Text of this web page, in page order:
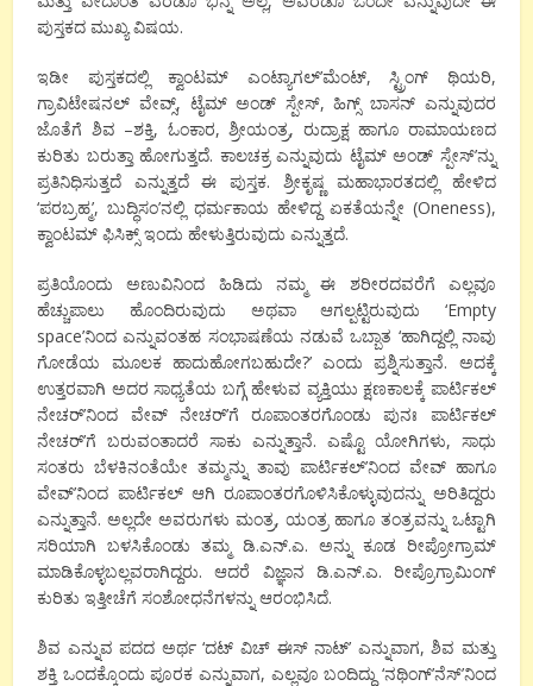
ಪುಸ್ತಕದ ಮುಖ್ಯ ವಿಷಯ.
ಇಡೀ ಪುಸ್ತಕದಲ್ಲಿ ಕ್ವಾಂಟಮ್ ಎಂಟ್ಯಾಗಲ್’ಮೆಂಟ್, ಸ್ಟ್ರಿಂಗ್ ಥಿಯರಿ,
ಗ್ರಾವಿಟೇಷನಲ್ ವೇವ್ಸ್, ಟೈಮ್ ಅಂಡ್ ಸ್ಪೇಸ್, ಹಿಗ್ಸ್ ಬಾಸನ್ ಎನ್ನುವುದರ
ಜೊತೆಗೆ ಶಿವ –ಶಕ್ತಿ, ಓಂಕಾರ, ಶ್ರೀಯಂತ್ರ, ರುದ್ರಾಕ್ಷ ಹಾಗೂ ರಾಮಾಯಣದ
ಕುರಿತು ಬರುತ್ತಾ ಹೋಗುತ್ತದೆ. ಕಾಲಚಕ್ರ ಎನ್ನುವುದು ಟೈಮ್ ಅಂಡ್ ಸ್ಪೇಸ್’ನ್ನು
ಪ್ರತಿನಿಧಿಸುತ್ತದೆ ಎನ್ನುತ್ತದೆ ಈ ಪುಸ್ತಕ. ಶ್ರೀಕೃಷ್ಣ ಮಹಾಭಾರತದಲ್ಲಿ ಹೇಳಿದ
‘ಪರಬ್ರಹ್ಮ’, ಬುದ್ಧಿಸಂ’ನಲ್ಲಿ ಧರ್ಮಕಾಯ ಹೇಳಿದ್ದ ಏಕತೆಯನ್ನೇ (Oneness),
ಕ್ವಾಂಟಮ್ ಫಿಸಿಕ್ಸ್ ಇಂದು ಹೇಳುತ್ತಿರುವುದು ಎನ್ನುತ್ತದೆ.
ಪ್ರತಿಯೊಂದು ಅಣುವಿನಿಂದ ಹಿಡಿದು ನಮ್ಮ ಈ ಶರೀರದವರೆಗೆ ಎಲ್ಲವೂ
ಹೆಚ್ಚುಪಾಲು ಹೊಂದಿರುವುದು ಅಥವಾ ಆಗಲ್ಪಟ್ಟಿರುವುದು ‘Empty
space’ನಿಂದ ಎನ್ನುವಂತಹ ಸಂಭಾಷಣೆಯ ನಡುವೆ ಒಬ್ಬಾತ ‘ಹಾಗಿದ್ದಲ್ಲಿ ನಾವು
ಗೋಡೆಯ ಮೂಲಕ ಹಾದುಹೋಗಬಹುದೇ?’ ಎಂದು ಪ್ರಶ್ನಿಸುತ್ತಾನೆ. ಅದಕ್ಕೆ
ಉತ್ತರವಾಗಿ ಅದರ ಸಾಧ್ಯತೆಯ ಬಗ್ಗೆ ಹೇಳುವ ವ್ಯಕ್ತಿಯು ಕ್ಷಣಕಾಲಕ್ಕೆ ಪಾರ್ಟಿಕಲ್
ನೇಚರ್’ನಿಂದ ವೇವ್ ನೇಚರ್’ಗೆ ರೂಪಾಂತರಗೊಂಡು ಪುನಃ ಪಾರ್ಟಿಕಲ್
ನೇಚರ್’ಗೆ ಬರುವಂತಾದರೆ ಸಾಕು ಎನ್ನುತ್ತಾನೆ. ಎಷ್ಟೊ ಯೋಗಿಗಳು, ಸಾಧು
ಸಂತರು ಬೆಳಕಿನಂತೆಯೇ ತಮ್ಮನ್ನು ತಾವು ಪಾರ್ಟಿಕಲ್’ನಿಂದ ವೇವ್ ಹಾಗೂ
ವೇವ್’ನಿಂದ ಪಾರ್ಟಿಕಲ್ ಆಗಿ ರೂಪಾಂತರಗೊಳಿಸಿಕೊಳ್ಳುವುದನ್ನು ಅರಿತಿದ್ದರು
ಎನ್ನುತ್ತಾನೆ. ಅಲ್ಲದೇ ಅವರುಗಳು ಮಂತ್ರ, ಯಂತ್ರ ಹಾಗೂ ತಂತ್ರವನ್ನು ಒಟ್ಟಾಗಿ
ಸರಿಯಾಗಿ ಬಳಸಿಕೊಂಡು ತಮ್ಮ ಡಿ.ಎನ್.ಎ. ಅನ್ನು ಕೂಡ ರೀಪ್ರೋಗ್ರಾಮ್
ಮಾಡಿಕೊಳ್ಳಬಲ್ಲವರಾಗಿದ್ದರು. ಆದರೆ ವಿಜ್ಞಾನ ಡಿ.ಎನ್.ಎ. ರೀಪ್ರೊಗ್ರಾಮಿಂಗ್
ಕುರಿತು ಇತ್ತೀಚೆಗೆ ಸಂಶೋಧನೆಗಳನ್ನು ಆರಂಭಿಸಿದೆ.
ಶಿವ ಎನ್ನುವ ಪದದ ಅರ್ಥ ‘ದಟ್ ವಿಚ್ ಈಸ್ ನಾಟ್’ ಎನ್ನುವಾಗ, ಶಿವ ಮತ್ತು
ಶಕ್ತಿ ಒಂದಕ್ಕೊಂದು ಪೂರಕ ಎನ್ನುವಾಗ, ಎಲ್ಲವೂ ಬಂದಿದ್ದು ‘ನಥಿಂಗ್’ನೆಸ್’ನಿಂದ